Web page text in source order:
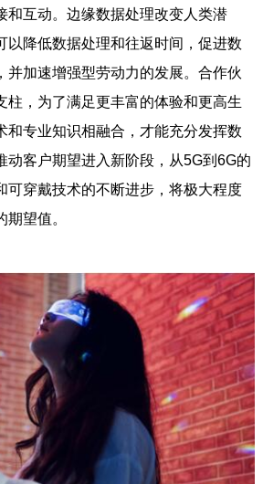
和互动。边缘数据处理改变人类潜
以降低数据处理和往返时间，促进数
并加速增强型劳动力的发展。合作伙
柱，为了满足更丰富的体验和更高生
和专业知识相融合，才能充分发挥数
动客户期望进入新阶段，从5G到6G的
可穿戴技术的不断进步，将极大程度
望值。